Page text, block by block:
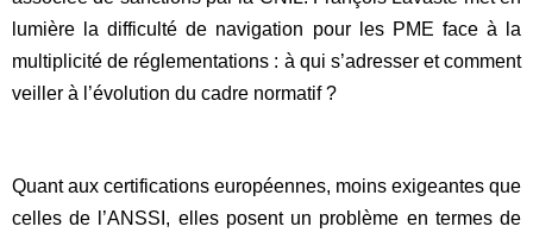
lumière la difficulté de navigation pour les PME face à la
multiplicité de réglementations : à qui s’adresser et comment
veiller à l’évolution du cadre normatif ?
Quant aux certifications européennes, moins exigeantes que
celles de l’ANSSI, elles posent un problème en termes de